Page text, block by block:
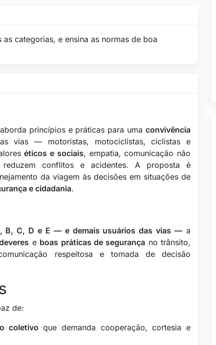
categorias, e ensina as normas de boa
aborda princípios e práticas para umaconvivência
vias — motoristas, motociclistas, ciclistas e
éticos e sociais, empatia, comunicação não
conflitos e acidentes. A proposta é
da viagem às decisões em situações de
e cidadania.
B, C, D e E — e demais usuários das vias — a
e boas práticas de segurança no trânsito,
respeitosa e tomada de decisão
de:
coletivo que demanda cooperação, cortesia e